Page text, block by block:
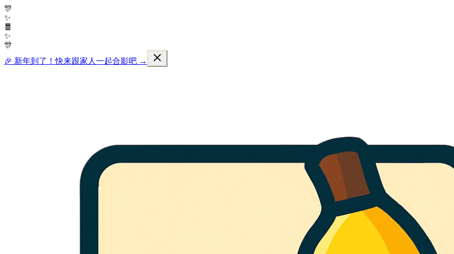
🎊
✨
🧧
✨
🎊
🎉 新年到了！快来跟家人一起合影吧 →